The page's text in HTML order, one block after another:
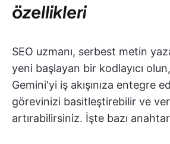
özellikleri
SEO uzmanı, serbest metin
yeni başlayan bir kodlayıcı
Gemini'yi iş akışınıza entegre
görevinizi basitleştirebilir ve
artırabilirsiniz. İşte bazı